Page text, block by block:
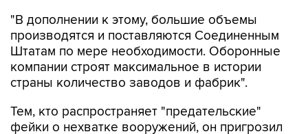
"В дополнении к этому, большие объемы
производятся и поставляются Соединенным
Штатам по мере необходимости. Оборонные
компании строят максимальное в истории
страны количество заводов и фабрик".
Тем, кто распространяет "предательские"
фейки о нехватке вооружений, он пригрозил